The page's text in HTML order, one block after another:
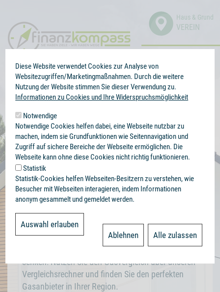
Diese Website verwendet Cookies zur Analyse von
Websitezugriffen/Marketingmaßnahmen. Durch die weitere
Nutzung der Website stimmen Sie dieser Verwendung zu.
Informationen zu Cookies und Ihre Widerspruchsmöglichkeit
Notwendige
Notwendige Cookies helfen dabei, eine Webseite nutzbar zu
machen, indem sie Grundfunktionen wie Seitennavigation und
Zugriff auf sichere Bereiche der Webseite ermöglichen. Die
Webseite kann ohne diese Cookies nicht richtig funktionieren.
Statistik
Statistik-Cookies helfen Webseiten-Besitzern zu verstehen, wie
Besucher mit Webseiten interagieren, indem Informationen
anonym gesammelt und gemeldet werden.
Auswahl erlauben
Ablehnen
Alle zulassen
Inhalt
Haus & Grund
VEREIN
BERATUNG 0341 99 38 66 56
Mo. - Do. 08:00 - 18:00 Uhr & Fr. 08:00 - 14:00 Uhr
Mieter Versicherungen
Versicherungen
Gasvergleich
Es gibt eine einfache Möglichkeit die Gaskosten zu
senken! Nutzen Sie den Gasvergleich über unseren
Vergleichsrechner und finden Sie den perfekten
Gasanbieter in Ihrer Region.